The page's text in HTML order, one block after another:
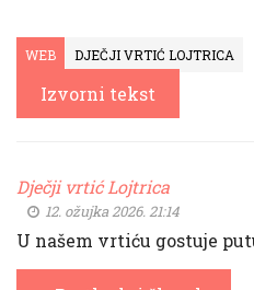
WEB DJEČJI VRTIĆ LOJTRICA
Izvorni tekst
Dječji vrtić Lojtrica
12. ožujka 2026. 21:14
U našem vrtiću gostuje